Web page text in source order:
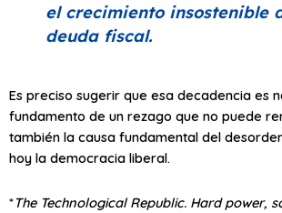
el crecimiento insostenible
deuda fiscal.
Es preciso sugerir que esa decadencia es
fundamento de un rezago que no puede
también la causa fundamental del
hoy la democracia liberal.
*The Technological Republic. Hard power,